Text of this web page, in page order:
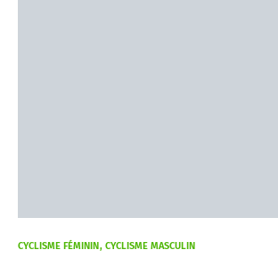
CYCLISME FÉMININ CYCLISME MASCULIN